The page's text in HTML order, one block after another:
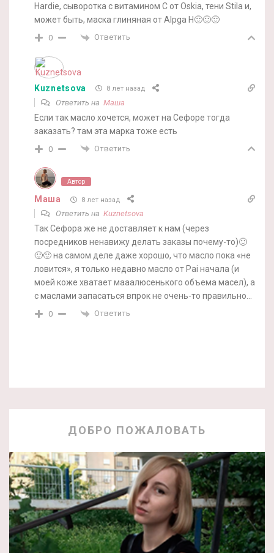
Hardie, сыворотка с витамином С от Oskia, тени Stila и,
может быть, маска глиняная от Alpga H🙂🙂🙂
0 Ответить
Kuznetsova 8 лет назад
Ответить на Маша
Если так масло хочется, может на Сефоре тогда
заказать? там эта марка тоже есть
0 Ответить
Автор
Маша 8 лет назад
Ответить на Kuznetsova
Так Сефора же не доставляет к нам (через
посредников ненавижу делать заказы почему-то)🙂
🙂🙂 на самом деле даже хорошо, что масло пока «не
ловится», я только недавно масло от Pai начала (и
моей коже хватает мааалюсенького объема масел), а
с маслами запасаться впрок не очень-то правильно…
0 Ответить
ДОБРО ПОЖАЛОВАТЬ